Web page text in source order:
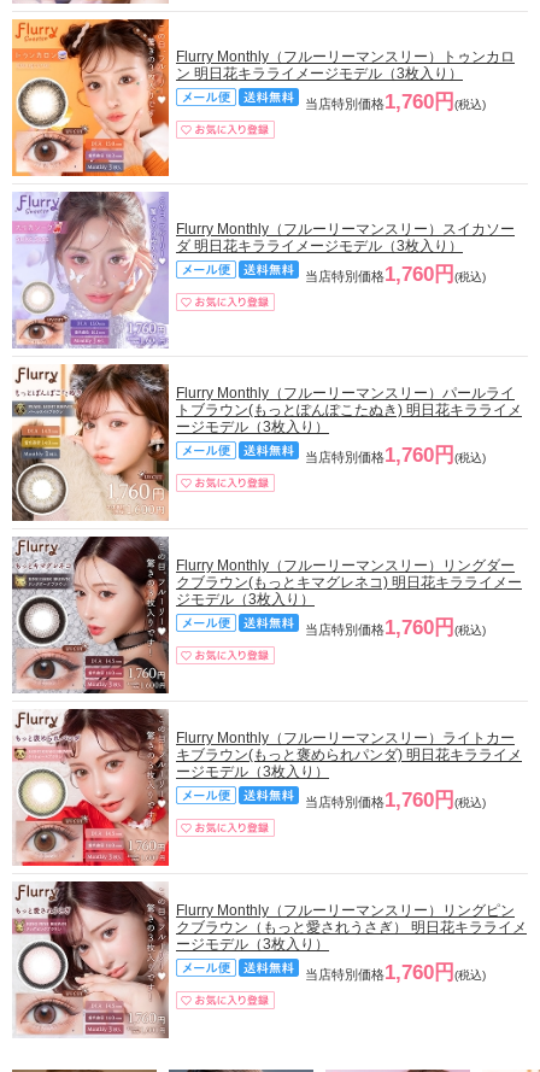
Flurry Monthly（フルーリーマンスリー）トゥンカロ
ン 明日花キラライメージモデル（3枚入り）
当店特別価格1,760円 (税込)
Flurry Monthly（フルーリーマンスリー）スイカソー
ダ 明日花キラライメージモデル（3枚入り）
当店特別価格1,760円 (税込)
Flurry Monthly（フルーリーマンスリー）パールライ
トブラウン(もっとぽんぽこたぬき) 明日花キラライメ
ージモデル（3枚入り）
当店特別価格1,760円 (税込)
Flurry Monthly（フルーリーマンスリー）リングダー
クブラウン(もっとキマグレネコ) 明日花キラライメー
ジモデル（3枚入り）
当店特別価格1,760円 (税込)
Flurry Monthly（フルーリーマンスリー）ライトカー
キブラウン(もっと褒められパンダ) 明日花キラライメ
ージモデル（3枚入り）
当店特別価格1,760円 (税込)
Flurry Monthly（フルーリーマンスリー）リングピン
クブラウン（もっと愛されうさぎ） 明日花キラライメ
ージモデル（3枚入り）
当店特別価格1,760円 (税込)